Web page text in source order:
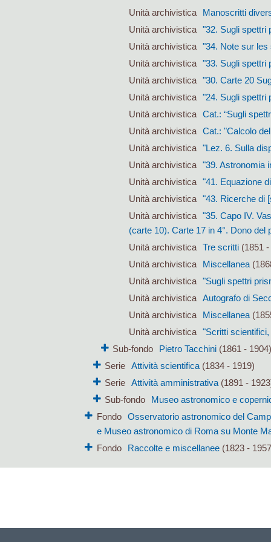
Unità archivistica
Manoscritti
Unità archivistica "32. Sugli spettri
Unità archivistica "34. Note sur
Unità archivistica "33. Sugli spettri
Unità archivistica "30. Carte 20
Unità archivistica "24. Sugli spettri
Unità archivistica Cat.: “Sugli
Unità archivistica Cat.: "Calcolo
Unità archivistica "Lez. 6. Sulla
Unità archivistica "39. Astronomia
Unità archivistica "41. Equazione
Unità archivistica "43. Ricerche di
Unità archivistica "35. Capo IV.
(carte 10). Carte 17 in 4°. Dono del
Unità archivistica Tre scritti(1851 -
Unità archivistica
Miscellanea
Unità archivistica "Sugli spettri
Unità archivistica Autografo di
Unità archivistica
Miscellanea
Unità archivistica "Scritti
Sub-fondo
Pietro Tacchini (1861 -
Serie Attività scientifica(1834 - 1919)
Serie Attività amministrativa(1891 -
Sub-fondo
Museo astronomico e
Fondo
Osservatorio astronomico del
e Museo astronomico di Roma su Monte
Fondo
Raccolte e miscellanee(1823 -